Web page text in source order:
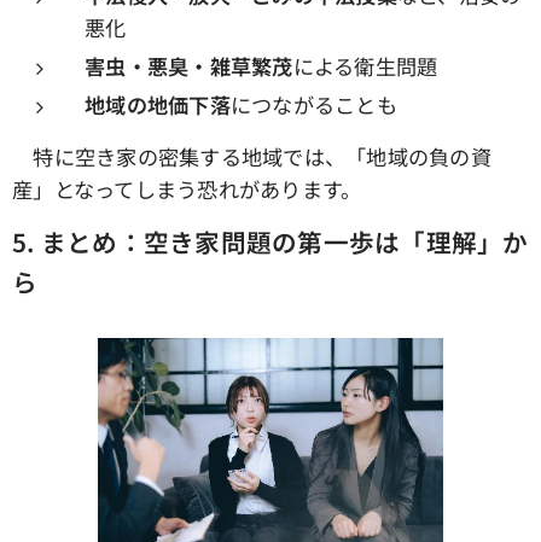
悪化
害虫・悪臭・雑草繁茂による衛生問題
地域の地価下落につながることも
特に空き家の密集する地域では、「地域の負の資
産」となってしまう恐れがあります。
5. まとめ：空き家問題の第一歩は「理解」か
ら